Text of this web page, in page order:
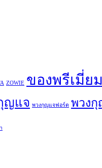
ZOWIE ของพรีเมี่ยม
ญแจ พวงกุญแจฟอร์ด พวง